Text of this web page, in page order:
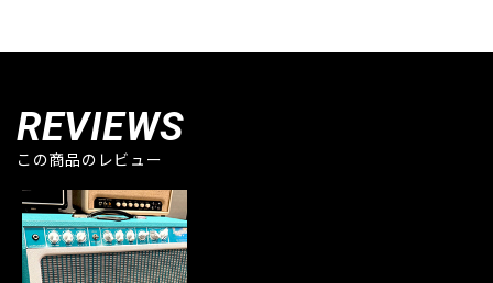
REVIEWS
この商品のレビュー